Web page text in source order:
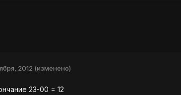
2012 (изменено)
23-00 = 12